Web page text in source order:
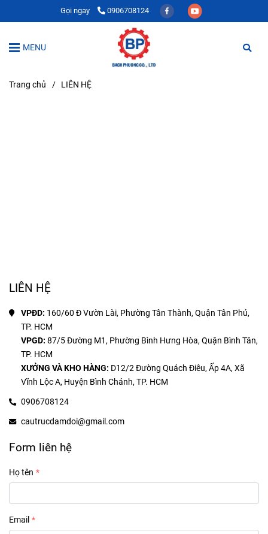
Gọi ngay 0906708124
MENU
Trang chủ / LIÊN HỆ
LIÊN HỆ
VPĐD: 160/60 Đ Vườn Lài, Phường Tân Thành, Quận Tân Phú,
VPGD: 87/5 Đường M1, Phường Bình Hưng Hòa, Quận Bình Tân,
XƯỞNG VÀ KHO HÀNG: D12/2 Đường Quách Điêu, Ấp 4A, Xã
Vĩnh Lộc A, Huyện Bình Chánh, TP. HCM
0906708124
cautrucdamdoi@gmail.com
Form liên hệ
Họ tên
Email